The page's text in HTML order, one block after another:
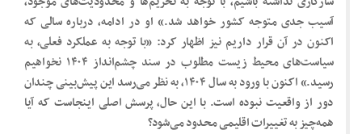
آسیب جدی متوجه کشور خواهد شد.» او در ادامه، درباره سالی که
اکنون در آن قرار داریم نیز اظهار کرد: «با توجه به عملکرد فعلی، به
سیاست‌های محیط زیست مطلوب در سند چشم‌انداز ۱۴۰۴ نخواهیم
رسید.» اکنون با ورود به سال ۱۴۰۴، به نظر می‌رسد این پیش‌بینی چندان
دور از واقعیت نبوده است. با این حال، پرسش اصلی اینجاست که آیا
همه‌چیز به تغییرات اقلیمی محدود می‌شود؟